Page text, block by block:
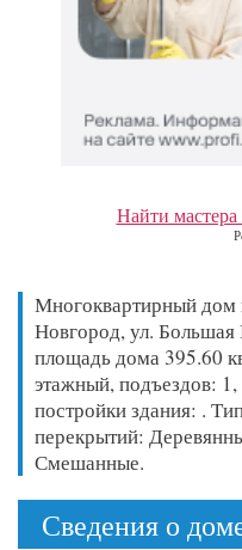
Найти
Многоквартирный
Новгород, ул.
площадь дома 395.60
этажный, подъездов:
постройки здания: .
перекрытий:
Смешанные.
Сведения о